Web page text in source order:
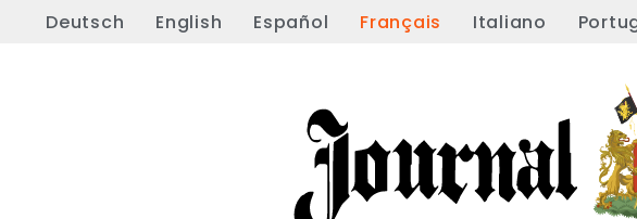
Deutsch English Español Français Italiano